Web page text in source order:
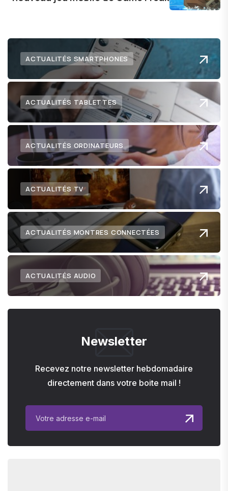
ACTUALITÉS SMARTPHONES
ACTUALITÉS TABLETTES
ACTUALITÉS ORDINATEURS
ACTUALITÉS TV
ACTUALITÉS MONTRES CONNECTÉES
ACTUALITÉS AUDIO
Newsletter
Recevez notre newsletter hebdomadaire
directement dans votre boite mail !